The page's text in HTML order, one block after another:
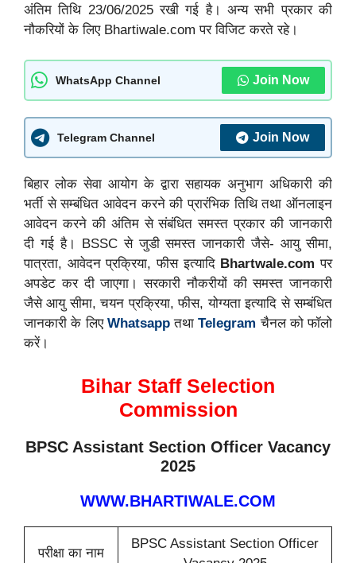
अंतिम तिथि 23/06/2025 रखी गई है। अन्य सभी प्रकार की
नौकरियों के लिए Bhartiwale.com पर विजिट करते रहे।
WhatsApp Channel Join Now
Telegram Channel Join Now
बिहार लोक सेवा आयोग के द्वारा सहायक अनुभाग अधिकारी की
भर्ती से सम्बंधित आवेदन करने की प्रारंभिक तिथि तथा ऑनलाइन
आवेदन करने की अंतिम से संबंधित समस्त प्रकार की जानकारी
दी गई है। BSSC से जुडी समस्त जानकारी जैसे- आयु सीमा,
पात्रता, आवेदन प्रक्रिया, फीस इत्यादि Bhartwale.com पर
अपडेट कर दी जाएगा। सरकारी नौकरीयों की समस्त जानकारी
जैसे आयु सीमा, चयन प्रक्रिया, फीस, योग्यता इत्यादि से सम्बंधित
जानकारी के लिए WhatsappतथाTelegram चैनल को फॉलो
करें।
Bihar Staff Selection
Commission
BPSC Assistant Section Officer Vacancy
2025
WWW.BHARTIWALE.COM
परीक्षा का नाम
BPSC Assistant Section Officer